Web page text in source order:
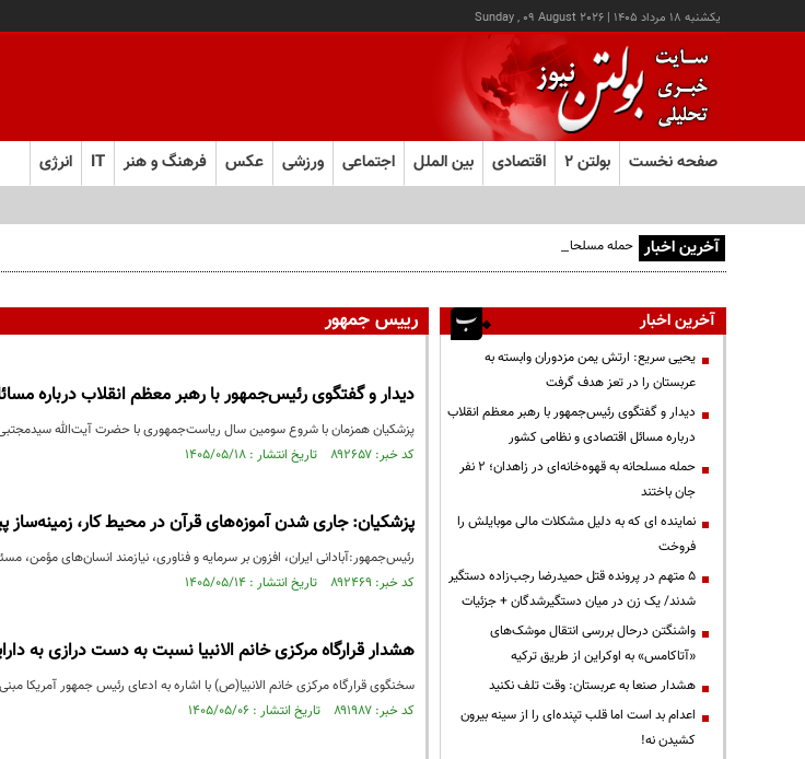
يکشنبه ۱۸ مرداد ۱۴۰۵ |
Sunday , 09 August 2026
صفحه نخست بولتن ۲ اقتصادی بین الملل اجتماعی ورزشی عکس فرهنگ و هنر IT انرژی
آخرین اخبار حمله مسلحانه به قهوه‌خانه‌ای در زاهدان؛ ۲ نفر جان باختند
رییس جمهور
دیدار و گفتگوی رئیس‌جمهور با رهبر معظم انقلاب درباره
پزشکیان همزمان با شروع سومین سال ریاست‌جمهوری با حضرت آیت‌الله
کد خبر: ۸۹۲۶۵۷ تاریخ انتشار : ۱۴۰۵/۰۵/۱۸
پزشکیان: جاری شدن آموزه‌های قرآن در محیط کار،
رئیس‌جمهور:آبادانی ایران، افزون بر سرمایه و فناوری، نیازمند انسان‌های مؤمن،
کد خبر: ۸۹۲۴۶۹ تاریخ انتشار : ۱۴۰۵/۰۵/۱۴
هشدار قرارگاه مرکزی خانم الانبیا نسبت به دست درازی به
سخنگوی قرارگاه مرکزی خانم الانبیا(ص) با اشاره به ادعای رئیس جمهور
کد خبر: ۸۹۱۹۸۷ تاریخ انتشار : ۱۴۰۵/۰۵/۰۶
آخرین اخبار
یحیی سریع: ارتش یمن مزدوران وابسته به
عربستان را در تعز هدف گرفت
دیدار و گفتگوی رئیس‌جمهور با رهبر معظم انقلاب
درباره مسائل اقتصادی و نظامی کشور
حمله مسلحانه به قهوه‌خانه‌ای در زاهدان؛ ۲ نفر
جان باختند
نماینده ای که به دلیل مشکلات مالی موبایلش را
فروخت
۵ متهم در پرونده قتل حمیدرضا رجب‌زاده دستگیر
شدند/ یک زن در میان دستگیرشدگان + جزئیات
واشنگتن درحال بررسی انتقال موشک‌های
«آتاکامس» به اوکراین از طریق ترکیه
هشدار صنعا به عربستان: وقت تلف نکنید
اعدام بد است اما قلب تپنده‌ای را از سینه بیرون
کشیدن نه!